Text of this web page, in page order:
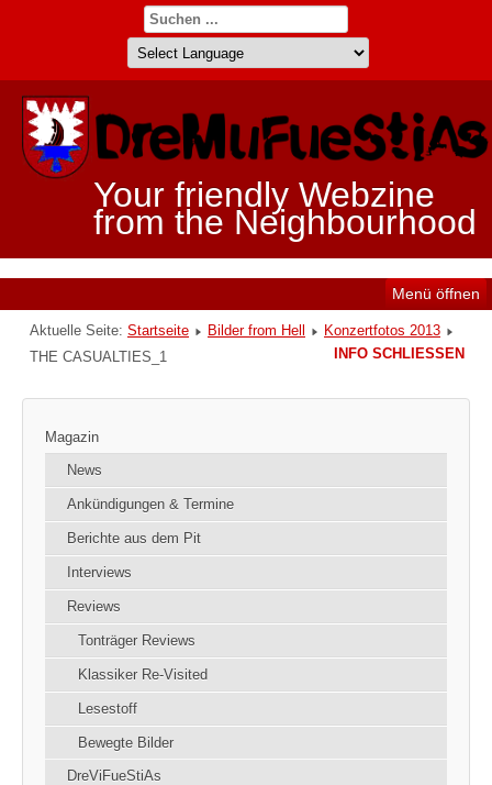
Your friendly Webzine
from the Neighbourhood
Menü öffnen
Aktuelle Seite: Startseite Bilder from Hell
Konzertfotos 2013
THE CASUALTIES_1
Magazin
News
Ankündigungen & Termine
Berichte aus dem Pit
Interviews
Reviews
Tonträger Reviews
Klassiker Re-Visited
Lesestoff
Bewegte Bilder
DreViFueStiAs
INFO SCHLIESSEN